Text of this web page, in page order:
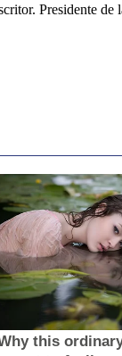
Presidente